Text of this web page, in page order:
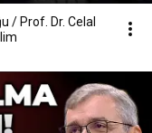
/ Prof. Dr. Celal